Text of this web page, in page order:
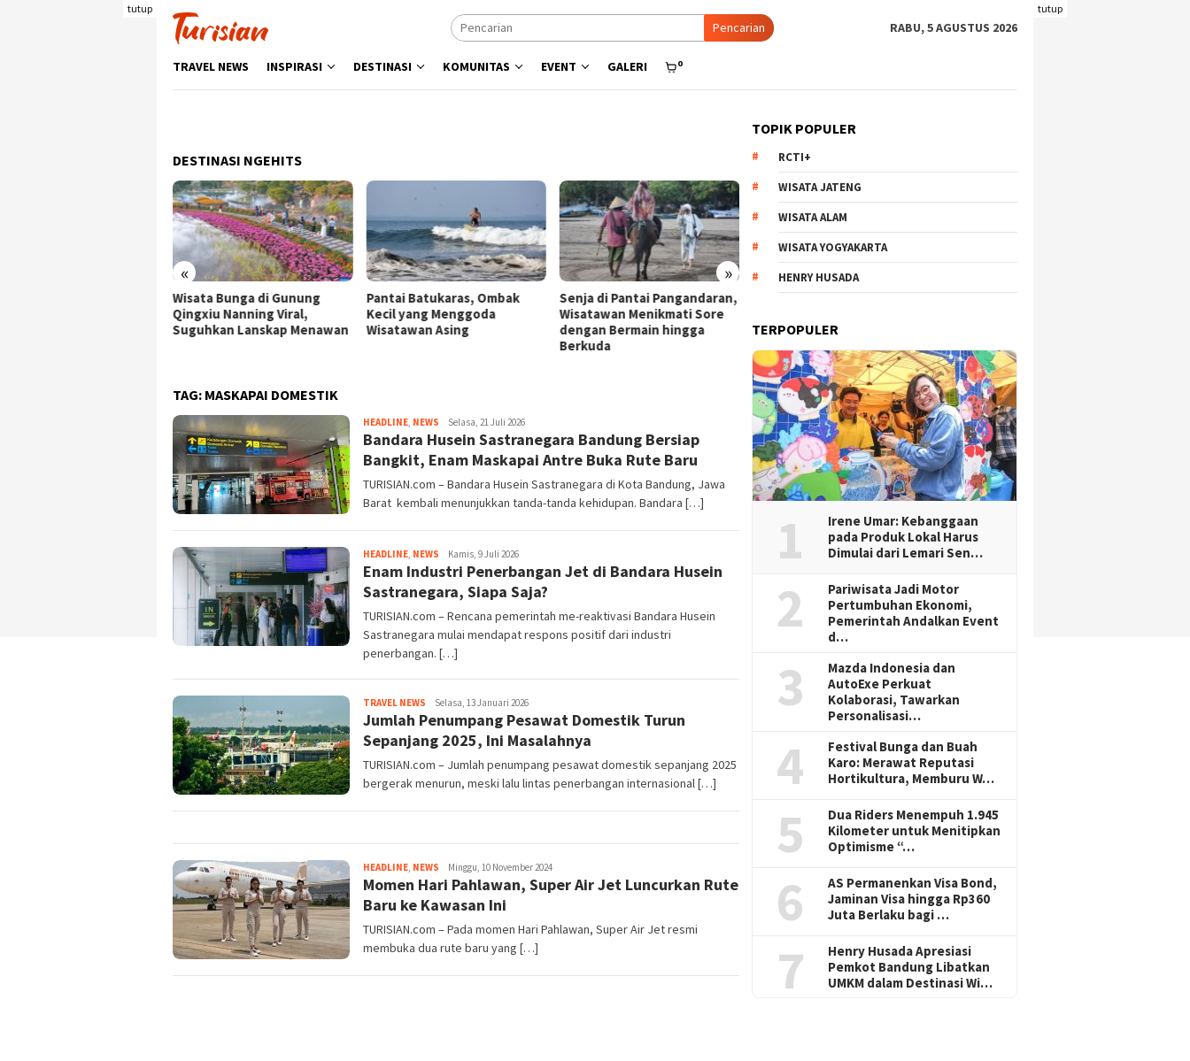
tutup tutup
Pencarian RABU, 5 AGUSTUS 2026
TRAVEL NEWS INSPIRASI DESTINASI KOMUNITAS EVENT GALERI 0
DESTINASI NGEHITS
« »
Pantai Batukaras, Ombak
Kecil yang Menggoda
Wisatawan Asing
Senja di Pantai Pangandaran,
Wisatawan Menikmati Sore
dengan Bermain hingga
Menyisir Asa di Pantai Bulbul
Danau Toba, Potensi Wisata
Pasir Putih
Kebun Hortensia Brakseng di
Produktif ke Destinasi
Wisata Bunga di Gunung
TAG: MASKAPAI DOMESTIK
HEADLINE, NEWS Tim
Redaksi
Selasa, 21 Juli 2026
Bandara Husein Sastranegara Bandung Bersiap
Bangkit, Enam Maskapai Antre Buka Rute Baru
TURISIAN.com – Bandara Husein Sastranegara di Kota Bandung, Jawa
Barat kembali menunjukkan tanda-tanda kehidupan. Bandara […]
HEADLINE, NEWS Tim
Redaksi
Kamis, 9 Juli 2026
Enam Industri Penerbangan Jet di Bandara Husein
Sastranegara, Siapa Saja?
TURISIAN.com – Rencana pemerintah me-reaktivasi Bandara Husein
Sastranegara mulai mendapat respons positif dari industri
penerbangan. […]
TRAVEL NEWS Tim
Redaksi
Selasa, 13 Januari 2026
Jumlah Penumpang Pesawat Domestik Turun
Sepanjang 2025, Ini Masalahnya
TURISIAN.com – Jumlah penumpang pesawat domestik sepanjang 2025
bergerak menurun, meski lalu lintas penerbangan internasional […]
HEADLINE, NEWS Tim
Redaksi
Minggu, 10 November 2024
Momen Hari Pahlawan, Super Air Jet Luncurkan Rute
Baru ke Kawasan Ini
TURISIAN.com – Pada momen Hari Pahlawan, Super Air Jet resmi
membuka dua rute baru yang […]
TOPIK POPULER
RCTI+
WISATA JATENG
WISATA ALAM
WISATA YOGYAKARTA
HENRY HUSADA
TERPOPULER
1
Irene Umar: Kebanggaan
pada Produk Lokal Harus
Dimulai dari Lemari Sen…
2
Pariwisata Jadi Motor
Pertumbuhan Ekonomi,
Pemerintah Andalkan Event
d…
3
Mazda Indonesia dan
AutoExe Perkuat
Kolaborasi, Tawarkan
Personalisasi…
4
Festival Bunga dan Buah
Karo: Merawat Reputasi
Hortikultura, Memburu W…
5
Dua Riders Menempuh 1.945
Kilometer untuk Menitipkan
Optimisme “…
6
AS Permanenkan Visa Bond,
Jaminan Visa hingga Rp360
Juta Berlaku bagi …
7
Henry Husada Apresiasi
Pemkot Bandung Libatkan
UMKM dalam Destinasi Wi…